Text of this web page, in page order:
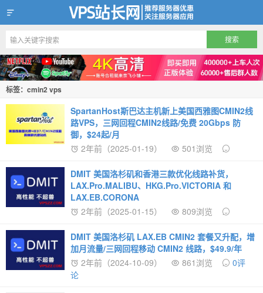
VPS站长网
标签：cmin2 vps
SpartanHost斯巴达主机新上美国西雅图CMIN2线
路VPS，三网回程CMIN2线路/免费 20Gbps 防
御，$24起/月
2年前（2025-01-19）
501浏览
DMIT 美国洛杉矶和香港三款优化线路补货，
LAX.Pro.MALIBU、HKG.Pro.VICTORIA 和
LAX.EB.CORONA
2年前（2025-01-15）
809浏览
DMIT 美国洛杉矶 LAX.EB CMIN2 套餐又升配，增
加月流量/三网回程移动 CMIN2 线路，$49.9/年
2年前（2024-10-09）
861浏览
0评
论